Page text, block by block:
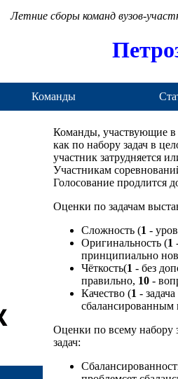
Летние сборы команд вузов-
Команды
Команды, участвующие в
как по набору задач в
участник затрудняется
Участникам
Голосование продлится
Оценки по задачам
Сложность (1 -
Оригинальность (1
принципиально
Чёткость(1 - без
правильно, 10 -
Качество (1 -
сбалансированным
Оценки по всему набору
задач: